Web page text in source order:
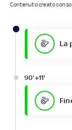
Contenuto creato con
La
90'+11'